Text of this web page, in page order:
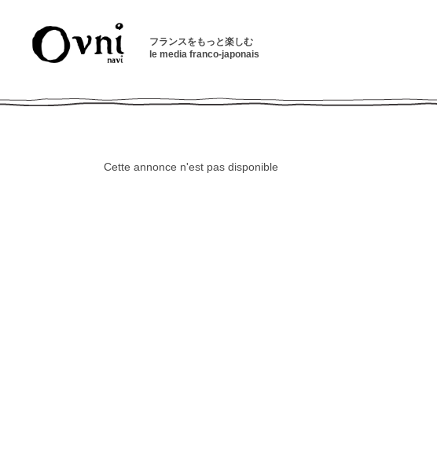
フランスをもっと楽しむ
le media franco-japonais
Cette annonce n'est pas disponible